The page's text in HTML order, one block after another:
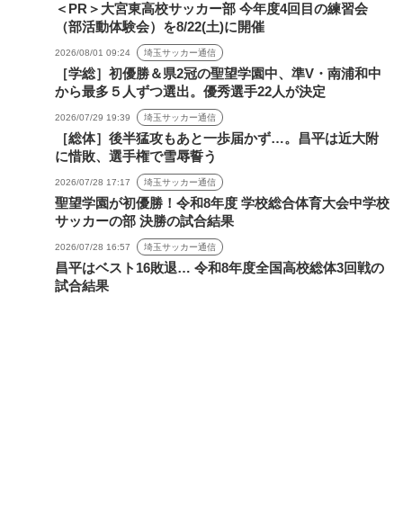
＜PR＞大宮東高校サッカー部 今年度4回目の練習会
（部活動体験会）を8/22(土)に開催
2026/08/01 09:24 埼玉サッカー通信
［学総］初優勝＆県2冠の聖望学園中、準V・南浦和中
から最多５人ずつ選出。優秀選手22人が決定
2026/07/29 19:39 埼玉サッカー通信
［総体］後半猛攻もあと一歩届かず…。昌平は近大附
に惜敗、選手権で雪辱誓う
2026/07/28 17:17 埼玉サッカー通信
聖望学園が初優勝！令和8年度 学校総合体育大会中学校
サッカーの部 決勝の試合結果
2026/07/28 16:57 埼玉サッカー通信
昌平はベスト16敗退… 令和8年度全国高校総体3回戦の
試合結果